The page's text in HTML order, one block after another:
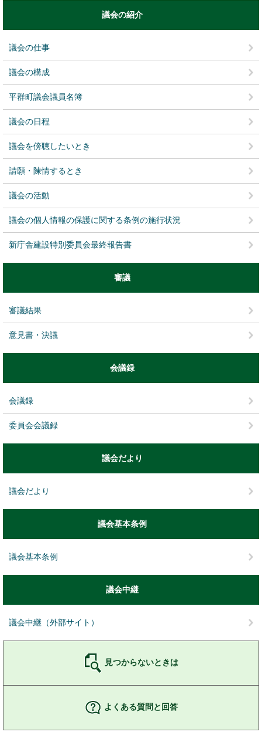
議会の紹介
議会の仕事
議会の構成
平群町議会議員名簿
議会の日程
議会を傍聴したいとき
請願・陳情するとき
議会の活動
議会の個人情報の保護に関する条例の施行状況
新庁舎建設特別委員会最終報告書
審議
審議結果
意見書・決議
会議録
会議録
委員会会議録
議会だより
議会だより
議会基本条例
議会基本条例
議会中継
議会中継（外部サイト）
見つからないときは
よくある質問と回答